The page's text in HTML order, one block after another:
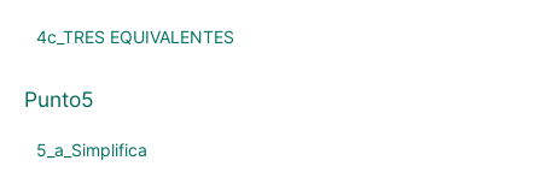
4c_TRES EQUIVALENTES
Punto5
5_a_Simplifica